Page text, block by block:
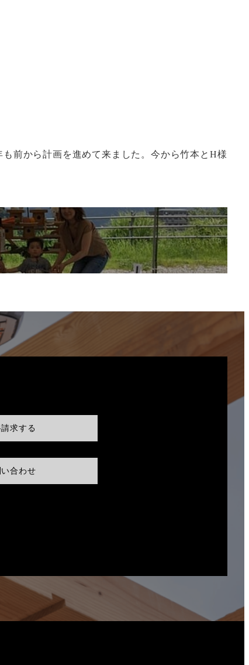
前から計画を進めて来ました。今から竹本とH様
求する
い合わせ